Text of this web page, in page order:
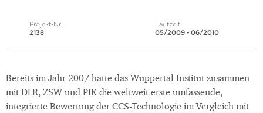
Projekt-Nr.
2138
Laufzeit
05/2009 - 06/2010
Bereits im Jahr 2007 hatte das Wuppertal Institut zusammen
mit DLR, ZSW und PIK die weltweit erste umfassende,
integrierte Bewertung der CCS-Technologie im Vergleich mit